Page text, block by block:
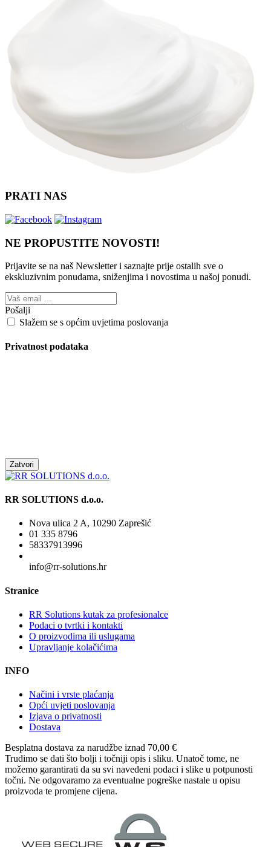
PRATI NAS
NE PROPUSTITE NOVOSTI!
Prijavite se na naš Newsletter i saznajte prije ostalih sve o
ekskluzivnim ponudama, sniženjima i novostima u našoj ponudi.
Pošalji
Slažem se s općim uvjetima poslovanja
Privatnost podataka
Zatvori
RR SOLUTIONS d.o.o.
Nova ulica 2 A, 10290 Zaprešić
01 335 8796
58337913996
info@rr-solutions.hr
Stranice
RR Solutions kutak za profesionalce
Podaci o tvrtki i kontakti
O proizvodima ili uslugama
Upravljanje kolačićima
INFO
Načini i vrste plaćanja
Opći uvjeti poslovanja
Izjava o privatnosti
Dostava
Besplatna dostava za narudžbe iznad 70,00 €
Trudimo se dati što bolji i točniji opis i sliku. Unatoč tome, ne
možemo garantirati da su svi navedeni podaci i slike u potpunosti
točni. Ne odgovaramo za eventualne pogreške nastale u opisu
proizvoda te promjene cijena.